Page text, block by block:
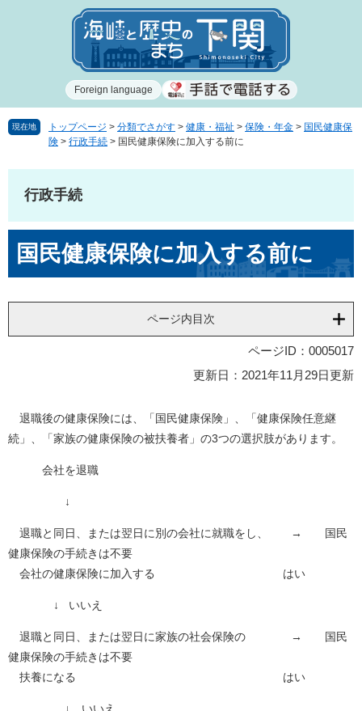
で
ば
Foreign language
現在地 トップページ > 分類でさがす > 健康・福祉 > 保険・年金 > 国民健康保
険 > 行政手続 > 国民健康保険に加入する前に
行政手続
国民健康保険に加入する前に
ページ内目次
ページID：0005017
更新日：2021年11月29日更新
退職後の健康保険には、「国民健康保険」、「健康保険任意継
続」、「家族の健康保険の被扶養者」の3つの選択肢があります。
会社を退職
↓
退職と同日、または翌日に別の会社に就職をし、 → 国民
健康保険の手続きは不要
会社の健康保険に加入する はい
↓ いいえ
退職と同日、または翌日に家族の社会保険の → 国民
健康保険の手続きは不要
扶養になる はい